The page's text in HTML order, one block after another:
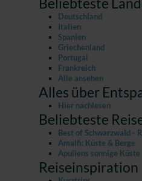
Deutschland
Italien
Spanien
Griechenland
Portugal
Frankreich
Alle ansehen
Alles über
Hier nachlesen
Beliebteste
Best of Schwarzwald -
Amalfi: Küste & Berge
Apuliens sonnige Küste
Reiseinspiration